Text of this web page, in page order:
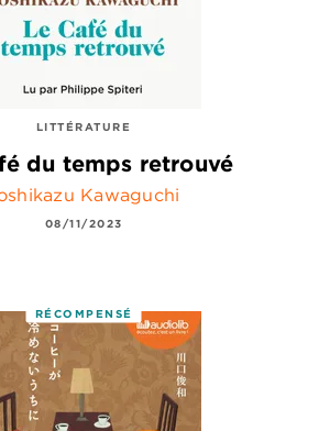
LITTÉRATURE
du temps retrouvé
Kawaguchi
08/11/2023
RÉCOMPENSÉ